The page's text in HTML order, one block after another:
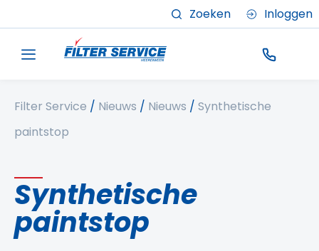
Zoeken Inloggen
Filter Service / Nieuws / Nieuws / Synthetische
paintstop
Synthetische
paintstop